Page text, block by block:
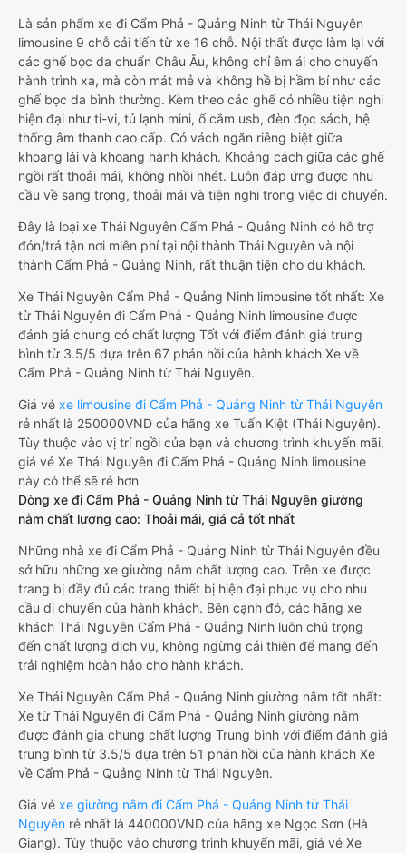
Là sản phẩm xe đi Cẩm Phả - Quảng Ninh từ Thái Nguyên
limousine 9 chỗ cải tiến từ xe 16 chỗ. Nội thất được làm lại với
các ghế bọc da chuẩn Châu Âu, không chỉ êm ái cho chuyến
hành trình xa, mà còn mát mẻ và không hề bị hầm bí như các
ghế bọc da bình thường. Kèm theo các ghế có nhiều tiện nghi
hiện đại như ti-vi, tủ lạnh mini, ổ cắm usb, đèn đọc sách, hệ
thống âm thanh cao cấp. Có vách ngăn riêng biệt giữa
khoang lái và khoang hành khách. Khoảng cách giữa các ghế
ngồi rất thoải mái, không nhồi nhét. Luôn đáp ứng được nhu
cầu về sang trọng, thoải mái và tiện nghi trong việc di chuyển.
Đây là loại xe Thái Nguyên Cẩm Phả - Quảng Ninh có hỗ trợ
đón/trả tận nơi miễn phí tại nội thành Thái Nguyên và nội
thành Cẩm Phả - Quảng Ninh, rất thuận tiện cho du khách.
Xe Thái Nguyên Cẩm Phả - Quảng Ninh limousine tốt nhất: Xe
từ Thái Nguyên đi Cẩm Phả - Quảng Ninh limousine được
đánh giá chung có chất lượng Tốt với điểm đánh giá trung
bình từ 3.5/5 dựa trên 67 phản hồi của hành khách Xe về
Cẩm Phả - Quảng Ninh từ Thái Nguyên.
Giá vé xe limousine đi Cẩm Phả - Quảng Ninh từ Thái Nguyên
rẻ nhất là 250000VND của hãng xe Tuấn Kiệt (Thái Nguyên).
Tùy thuộc vào vị trí ngồi của bạn và chương trình khuyến mãi,
giá vé Xe Thái Nguyên đi Cẩm Phả - Quảng Ninh limousine
này có thể sẽ rẻ hơn
Dòng xe đi Cẩm Phả - Quảng Ninh từ Thái Nguyên giường
nằm chất lượng cao: Thoải mái, giá cả tốt nhất
Những nhà xe đi Cẩm Phả - Quảng Ninh từ Thái Nguyên đều
sở hữu những xe giường nằm chất lượng cao. Trên xe được
trang bị đầy đủ các trang thiết bị hiện đại phục vụ cho nhu
cầu di chuyển của hành khách. Bên cạnh đó, các hãng xe
khách Thái Nguyên Cẩm Phả - Quảng Ninh luôn chú trọng
đến chất lượng dịch vụ, không ngừng cải thiện để mang đến
trải nghiệm hoàn hảo cho hành khách.
Xe Thái Nguyên Cẩm Phả - Quảng Ninh giường nằm tốt nhất:
Xe từ Thái Nguyên đi Cẩm Phả - Quảng Ninh giường nằm
được đánh giá chung chất lượng Trung bình với điểm đánh giá
trung bình từ 3.5/5 dựa trên 51 phản hồi của hành khách Xe
về Cẩm Phả - Quảng Ninh từ Thái Nguyên.
Giá vé xe giường nằm đi Cẩm Phả - Quảng Ninh từ Thái
Nguyên rẻ nhất là 440000VND của hãng xe Ngọc Sơn (Hà
Giang). Tùy thuộc vào chương trình khuyến mãi, giá vé Xe